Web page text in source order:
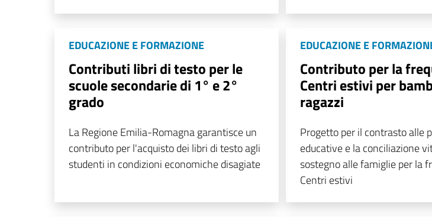
EDUCAZIONE E FORMAZIONE
Contributi libri di testo per le
scuole secondarie di 1° e 2°
grado
La Regione Emilia-Romagna garantisce un
contributo per l'acquisto dei libri di testo agli
studenti in condizioni economiche disagiate
EDUCAZIONE E
Contributo per la
Centri estivi per
ragazzi
Progetto per il contrasto alle
educative e la conciliazione
sostegno alle famiglie per la
Centri estivi